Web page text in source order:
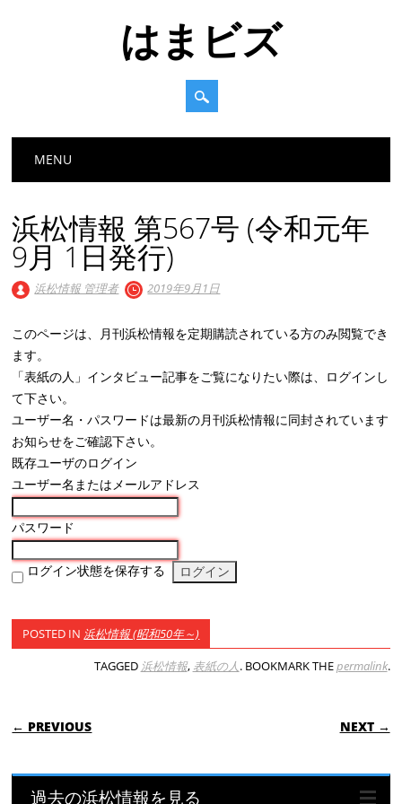
はまビズ
Main menu
MENU
浜松情報 第567号 (令和元年
9月 1日発行)
浜松情報 管理者 2019年9月1日
このページは、月刊浜松情報を定期購読されている方のみ閲覧でき
ます。
「表紙の人」インタビュー記事をご覧になりたい際は、ログインし
て下さい。
ユーザー名・パスワードは最新の月刊浜松情報に同封されています
お知らせをご確認下さい。
既存ユーザのログイン
ユーザー名またはメールアドレス
パスワード
ログイン状態を保存する
POSTED IN 浜松情報 (昭和50年～)
TAGGED 浜松情報, 表紙の人. BOOKMARK THEpermalink.
POST NAVIGATION
← PREVIOUS NEXT →
過去の浜松情報を見る